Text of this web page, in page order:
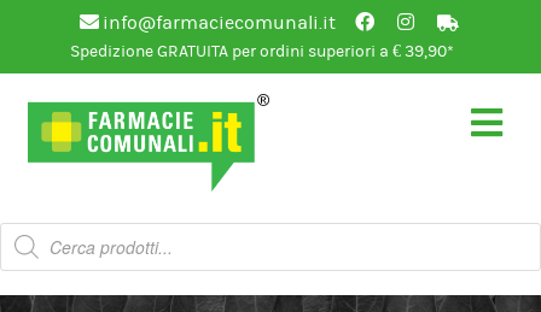
info@farmaciecomunali.it
Spedizione GRATUITA per ordini superiori a € 39,90*
Vai
alla
navigazione
Vai
al
contenuto
Products
search